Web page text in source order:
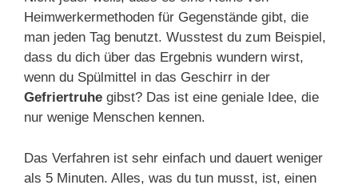
Heimwerkermethoden für Gegenstände gibt, die
man jeden Tag benutzt. Wusstest du zum Beispiel,
dass du dich über das Ergebnis wundern wirst,
wenn du Spülmittel in das Geschirr in der
Gefriertruhe gibst? Das ist eine geniale Idee, die
nur wenige Menschen kennen.
Das Verfahren ist sehr einfach und dauert weniger
als 5 Minuten. Alles, was du tun musst, ist, einen